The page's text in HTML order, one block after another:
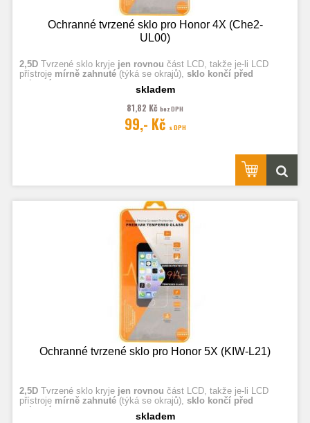
Ochranné tvrzené sklo pro Honor 4X (Che2-
UL00)
2,5D Tvrzené sklo kryje jen rovnou část LCD, takže je-li LCD
přístroje mírně zahnuté (týká se okrajů), sklo končí před
zahnutím.
Fotografie jsou ilustrační.
skladem
81,82 Kč bez DPH
99,- Kč s DPH
Ochranné tvrzené sklo pro Honor 5X (KIW-L21)
2,5D Tvrzené sklo kryje jen rovnou část LCD, takže je-li LCD
přístroje mírně zahnuté (týká se okrajů), sklo končí před
zahnutím.
skladem